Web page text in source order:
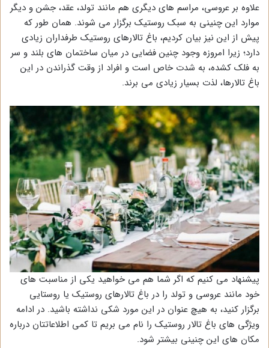
علاوه بر عروسی، مراسم های دیگری هم مانند تولد، عقد، جشن و دیگر
موارد این چنینی به سبک روستیک برگزار می شوند. همان طور که
پیش از این نیز بیان کردیم، باغ تالارهای روستیک طرفداران زیادی
دارد؛ زیرا امروزه وجود چنین فضایی در میان ساختمان های بلند و سر
به فلک کشده، به شدت خاص است و افراد از وقت گذراندن در این
باغ تالارها، لذت بسیار زیادی می برند.
پیشنهاد می کنیم که اگر شما هم می خواهید یکی از مناسبت های
خود مانند عروسی و تولد را در باغ تالارهای روستیک یا روستایی
برگزار کنید، به هیچ عنوان در این مورد شکی نداشته باشید. در ادامه
ویژگی های باغ تالار روستیک را نام می بریم تا کمی اطلاعاتتان درباره
مکان های این چنینی بیشتر شود.